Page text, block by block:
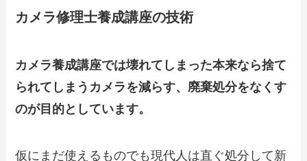
カメラ修理士養成講座の技術
カメラ養成講座では壊れてしまった本来なら捨て
られてしまうカメラを減らす、廃棄処分をなくす
のが目的としています。
仮にまだ使えるものでも現代人は直ぐ処分して新